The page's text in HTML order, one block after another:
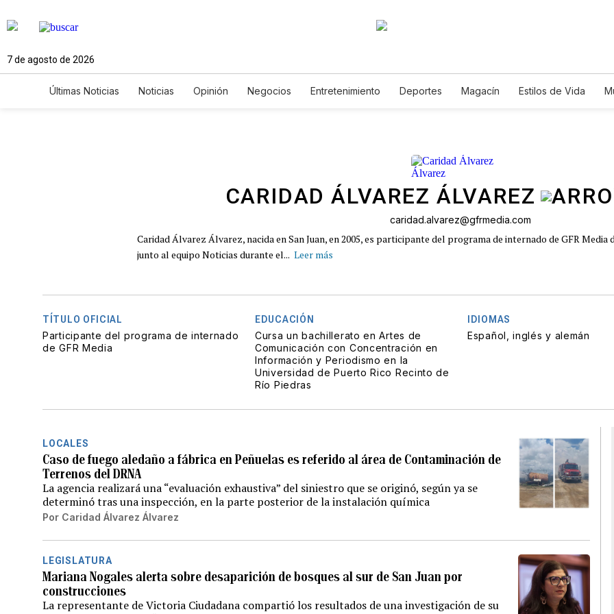
7 de agosto de 2026
Últimas Noticias Noticias Opinión Negocios Entretenimiento Deportes Magacín Estilos de Vida
CARIDAD ÁLVAREZ ÁLVAREZ
caridad.alvarez@gfrmedia.com
Caridad Álvarez Álvarez, nacida en San Juan, en 2005, es participante del programa de internado de GFR Media
junto al equipo Noticias durante el... Leer más
TÍTULO OFICIAL
Participante del programa de internado
de GFR Media
EDUCACIÓN
Cursa un bachillerato en Artes de
Comunicación con Concentración en
Información y Periodismo en la
Universidad de Puerto Rico Recinto de
Río Piedras
IDIOMAS
Español, inglés y alemán
LOCALES
Caso de fuego aledaño a fábrica en Peñuelas es referido al área de Contaminación de
Terrenos del DRNA
La agencia realizará una “evaluación exhaustiva” del siniestro que se originó, según ya se
determinó tras una inspección, en la parte posterior de la instalación química
Por Caridad Álvarez Álvarez
LEGISLATURA
Mariana Nogales alerta sobre desaparición de bosques al sur de San Juan por
construcciones
La representante de Victoria Ciudadana compartió los resultados de una investigación de su